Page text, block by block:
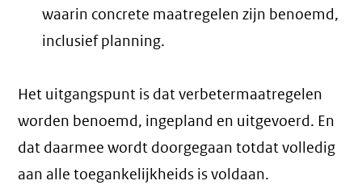
waarin concrete maatregelen zijn benoemd,
inclusief planning.
Het uitgangspunt is dat verbetermaatregelen
worden benoemd, ingepland en uitgevoerd. En
dat daarmee wordt doorgegaan totdat volledig
aan alle toegankelijkheids is voldaan.